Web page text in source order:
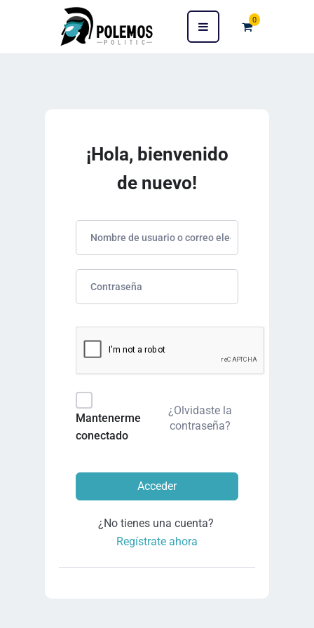
0
¡Hola, bienvenido
de nuevo!
Mantenerme
conectado
¿Olvidaste la
contraseña?
Acceder
¿No tienes una cuenta?
Regístrate ahora